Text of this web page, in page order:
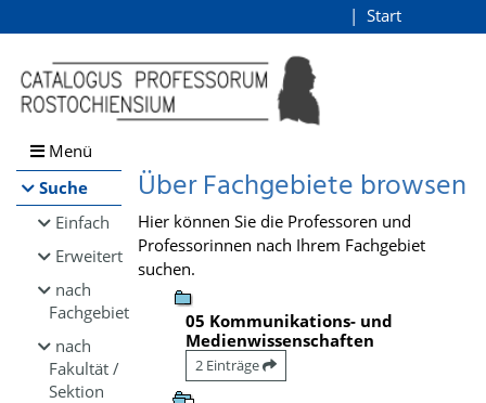
Browsen
direkt zum Inhalt
Start
Menü
Suche
Einfach
Erweitert
nach
Fachgebiet
nach
Fakultät /
Sektion
Über Fachgebiete browsen
Hier können Sie die Professoren und
Professorinnen nach Ihrem Fachgebiet
suchen.
05 Kommunikations- und
Medienwissenschaften
2 Einträge